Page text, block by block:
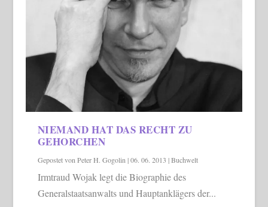
NIEMAND HAT DAS RECHT ZU
GEHORCHEN
Gepostet von Peter H. Gogolin |06. 06. 2013 |Buchwelt
Irmtraud Wojak legt die Biographie des
Generalstaatsanwalts und Hauptanklägers der...